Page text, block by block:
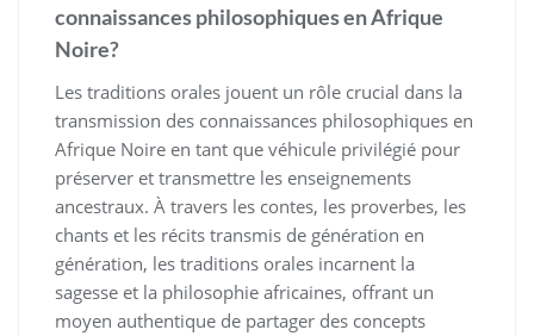
connaissances philosophiques en Afrique
Noire?
Les traditions orales jouent un rôle crucial dans la
transmission des connaissances philosophiques en
Afrique Noire en tant que véhicule privilégié pour
préserver et transmettre les enseignements
ancestraux. À travers les contes, les proverbes, les
chants et les récits transmis de génération en
génération, les traditions orales incarnent la
sagesse et la philosophie africaines, offrant un
moyen authentique de partager des concepts